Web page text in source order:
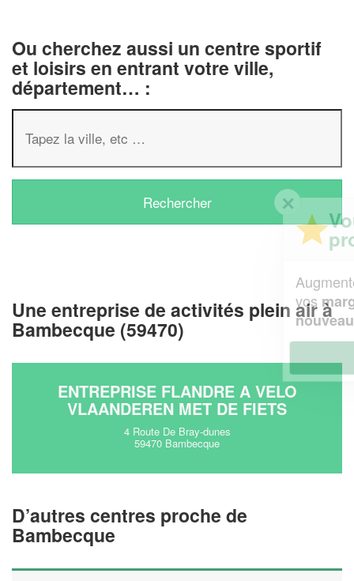
Ou cherchez aussi un centre sportif
et loisirs en entrant votre ville,
département… :
Une entreprise de activités plein air à
Bambecque (59470)
ENTREPRISE FLANDRE A VELO
VLAANDEREN MET DE FIETS
4 Route De Bray-dunes
59470 Bambecque
D’autres centres proche de
Bambecque
Vous êtes un
chiffre d'affaireset
vos
marges
tout en gagnant de
nouveaux clients!
En savoir plus